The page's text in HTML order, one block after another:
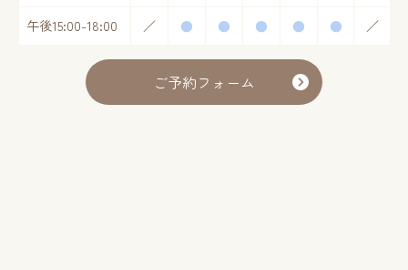
午後15:00-18:00 ／ ● ● ● ● ● ／
ご予約フォーム